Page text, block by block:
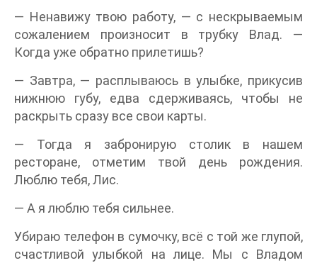
— Ненавижу твою работу, — с нескрываемым
сожалением произносит в трубку Влад. —
Когда уже обратно прилетишь?
— Завтра, — расплываюсь в улыбке, прикусив
нижнюю губу, едва сдерживаясь, чтобы не
раскрыть сразу все свои карты.
— Тогда я забронирую столик в нашем
ресторане, отметим твой день рождения.
Люблю тебя, Лис.
— А я люблю тебя сильнее.
Убираю телефон в сумочку, всё с той же глупой,
счастливой улыбкой на лице. Мы с Владом